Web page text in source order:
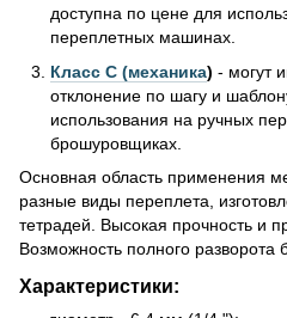
доступна по цене для
переплетных машинах.
Класс С (механика) - могут
отклонение по шагу и
использования на ручных
брошуровщиках.
Основная область применения
разные виды переплета,
тетрадей. Высокая прочность и
Возможность полного
Характеристики: